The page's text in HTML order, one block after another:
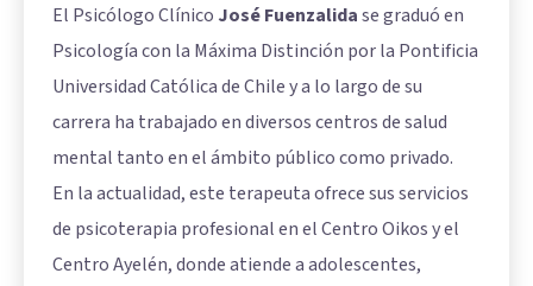
El Psicólogo Clínico José Fuenzalidase graduó en
Psicología con la Máxima Distinción por la Pontificia
Universidad Católica de Chile y a lo largo de su
carrera ha trabajado en diversos centros de salud
mental tanto en el ámbito público como privado.
En la actualidad, este terapeuta ofrece sus servicios
de psicoterapia profesional en el Centro Oikos y el
Centro Ayelén, donde atiende a adolescentes,